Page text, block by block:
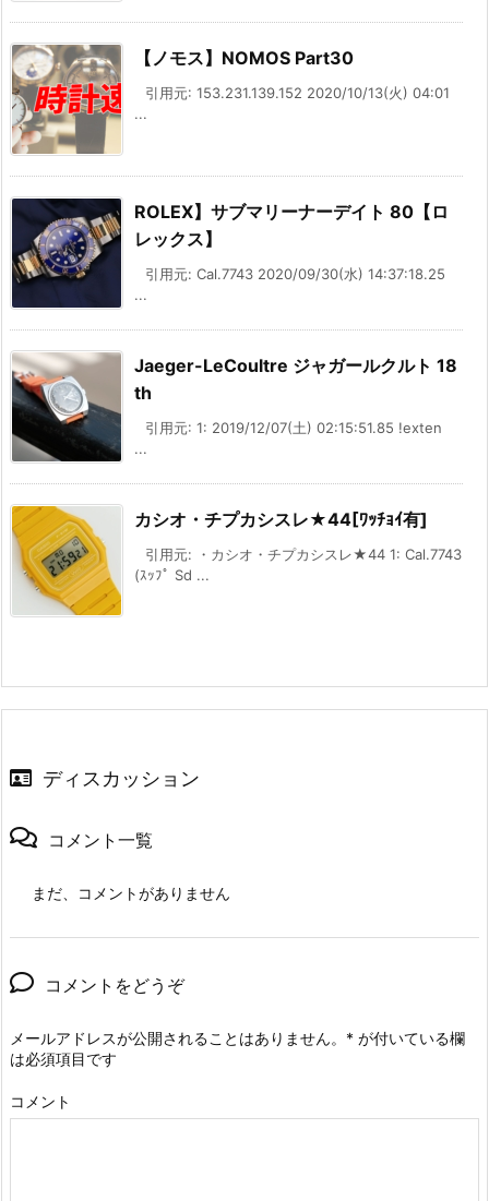
【ノモス】NOMOS Part30
引用元: 153.231.139.152 2020/10/13(火) 04:01
...
ROLEX】サブマリーナーデイト 80【ロ
レックス】
引用元: Cal.7743 2020/09/30(水) 14:37:18.25
...
Jaeger-LeCoultre ジャガールクルト 18
th
引用元: 1: 2019/12/07(土) 02:15:51.85 !exten
...
カシオ・チプカシスレ★44[ﾜｯﾁｮｲ有]
引用元: ・カシオ・チプカシスレ★44 1: Cal.7743
(ｽｯﾌﾟ Sd ...
ディスカッション
コメント一覧
まだ、コメントがありません
コメントをどうぞ
メールアドレスが公開されることはありません。 * が付いている欄
は必須項目です
コメント